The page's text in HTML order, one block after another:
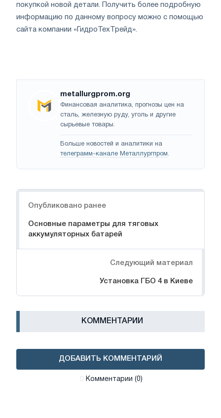
покупкой новой детали. Получить более подробную
информацию по данному вопросу можно с помощью
сайта компании «ГидроТехТрейд».
metallurgprom.org
Финансовая аналитика, прогнозы цен на
сталь, железную руду, уголь и другие
сырьевые товары.
Больше новостей и аналитики на
телеграмм-канале Металлургпром.
Опубликовано ранее
Основные параметры для тяговых
аккумуляторных батарей
Следующий материал
Установка ГБО 4 в Киеве
КОММЕНТАРИИ
ДОБАВИТЬ КОММЕНТАРИЙ
Комментарии (0)